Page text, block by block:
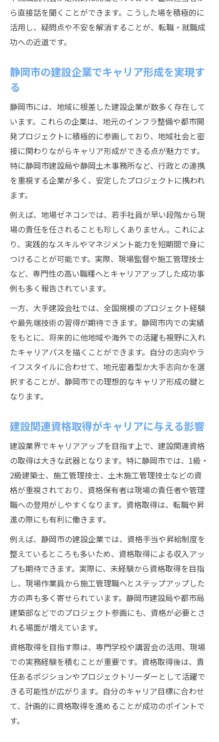
ら直接話を聞くことができます。こうした場を積極的に
活用し、疑問点や不安を解消することが、転職・就職成
功への近道です。
静岡市の建設企業でキャリア形成を実現す
る
静岡市には、地域に根差した建設企業が数多く存在して
います。これらの企業は、地元のインフラ整備や都市開
発プロジェクトに積極的に参画しており、地域社会と密
接に関わりながらキャリア形成ができる点が魅力です。
特に静岡市建設局や静岡土木事務所など、行政との連携
を重視する企業が多く、安定したプロジェクトに携われ
ます。
例えば、地場ゼネコンでは、若手社員が早い段階から現
場の責任を任されることも珍しくありません。これによ
り、実践的なスキルやマネジメント能力を短期間で身に
つけることが可能です。実際、現場監督や施工管理技士
など、専門性の高い職種へとキャリアアップした成功事
例も多く報告されています。
一方、大手建設会社では、全国規模のプロジェクト経験
や最先端技術の習得が期待できます。静岡市内での実績
をもとに、将来的に他地域や海外での活躍も視野に入れ
たキャリアパスを描くことができます。自分の志向やラ
イフスタイルに合わせて、地元密着型か大手志向かを選
択することが、静岡市での理想的なキャリア形成の鍵と
なります。
建設関連資格取得がキャリアに与える影響
建設業界でキャリアアップを目指す上で、建設関連資格
の取得は大きな武器となります。特に静岡市では、1級・
2級建築士、施工管理技士、土木施工管理技士などの資
格が重視されており、資格保有者は現場の責任者や管理
職への登用がしやすくなります。資格取得は、転職や昇
進の際にも有利に働きます。
例えば、静岡市の建設企業では、資格手当や昇給制度を
整えているところも多いため、資格取得による収入アッ
プも期待できます。実際に、未経験から資格取得を目指
し、現場作業員から施工管理職へとステップアップした
方の声も多く寄せられています。静岡市建設局や都市局
建築部などでのプロジェクト参画にも、資格が必要とさ
れる場面が増えています。
資格取得を目指す際は、専門学校や講習会の活用、現場
での実務経験を積むことが重要です。資格取得後は、責
任あるポジションやプロジェクトリーダーとして活躍で
きる可能性が広がります。自分のキャリア目標に合わせ
て、計画的に資格取得を進めることが成功のポイントで
す。